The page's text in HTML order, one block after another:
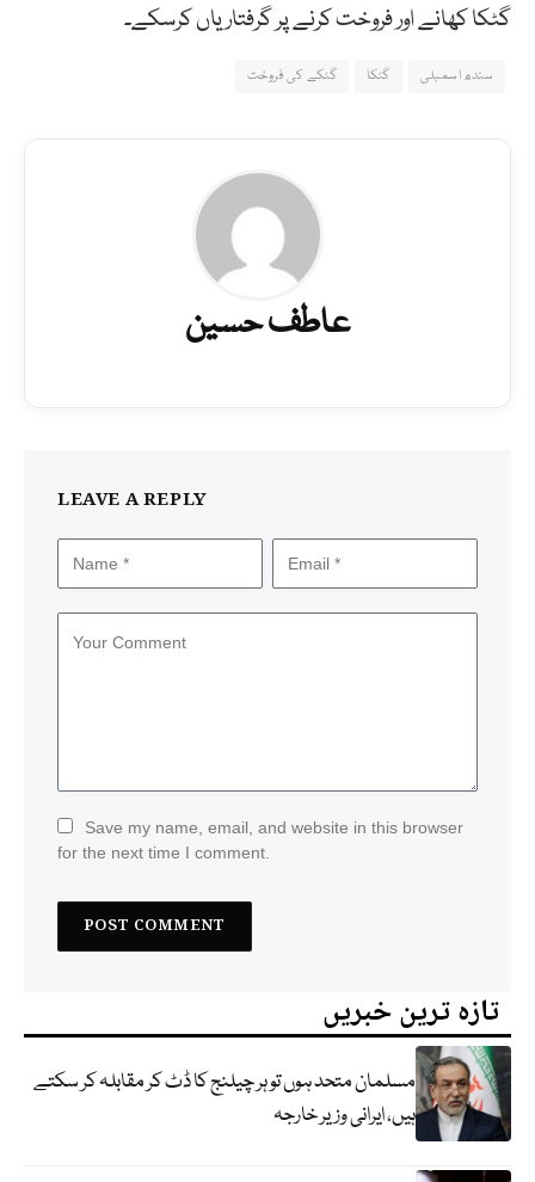
گٹکا کھانے اور فروخت کرنے پر گرفتاریاں کرسکے۔
سندھ اسمبلی گٹکا گٹکے کی فروخت
عاطف حسین
LEAVE A REPLY
Save my name, email, and website in this browser
for the next time I comment.
تازہ ترین خبریں
مسلمان متحد ہوں تو ہر چیلنج کا ڈٹ کر مقابلہ کر سکتے
ہیں، ایرانی وزیر خارجہ